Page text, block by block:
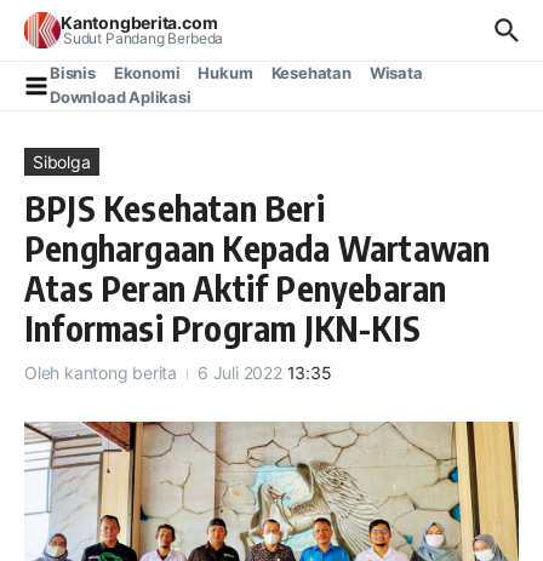
Lewati ke konten
Kantongberita.com
Sudut Pandang Berbeda
Bisnis Ekonomi Hukum Kesehatan
Wisata
Download Aplikasi
Sibolga
BPJS Kesehatan Beri
Penghargaan Kepada Wartawan
Atas Peran Aktif Penyebaran
Informasi Program JKN-KIS
Oleh kantong berita 6 Juli 2022 13:35